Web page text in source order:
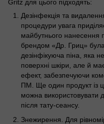
Gritz для цього підходять:
Дезінфекція та
процедури увага
майбутнього
брендом «Др. Гриц»
дезінфікуюча піна, яка
поверхні шкіри, але й
ефект, забезпечуючи
ПМ. Ще один продукт із
можна використовувати
після тату-сеансу.
Знежирення. Для